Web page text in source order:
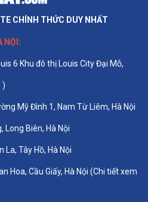
CHÍNH THỨC DUY NHẤT
NỘI:
6 Khu đô thị Louis City Đại Mỗ,
)
Mỹ Đình 1, Nam Từ Liêm, Hà Nội
Long Biên, Hà Nội
La, Tây Hồ, Hà Nội
Hoa, Cầu Giấy, Hà Nội (Chi tiết xem